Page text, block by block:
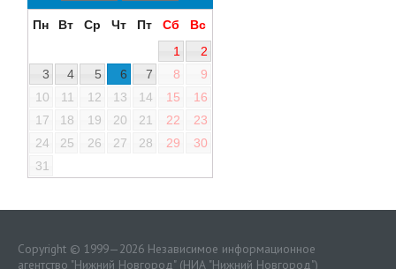
Пн Вт Ср Чт Пт Сб
Вс
1
2
3
4 5 6 7 8
9
10
11 12 13 14 15
16
17
18 19 20 21 22
23
24
25 26 27 28 29
30
31
Copyright © 1999—2026 Независимое информационное
агентство "Нижний Новгород" (НИА "Нижний Новгород")